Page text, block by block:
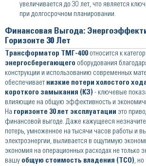
увеличивается до 30 лет, что является
при долгосрочном планировании.
Финансовая Выгода:
Горизонте 30 Лет
Трансформатор ТМГ-400 относится к
энергосберегающего оборудования
конструкции и использованию современных
обеспечивает низкие потери холостого
короткого замыкания (КЗ) - ключевые
влияющие на общую эффективность и
На горизонте 30 лет эксплуатации это
финансовой выгоде. Даже кажущееся
потерь, умноженное на тысячи часов работы и
электроэнергии, выливается в ощутимую
экономия на операционных расходах не только
вашу общую стоимость владения (TCO),